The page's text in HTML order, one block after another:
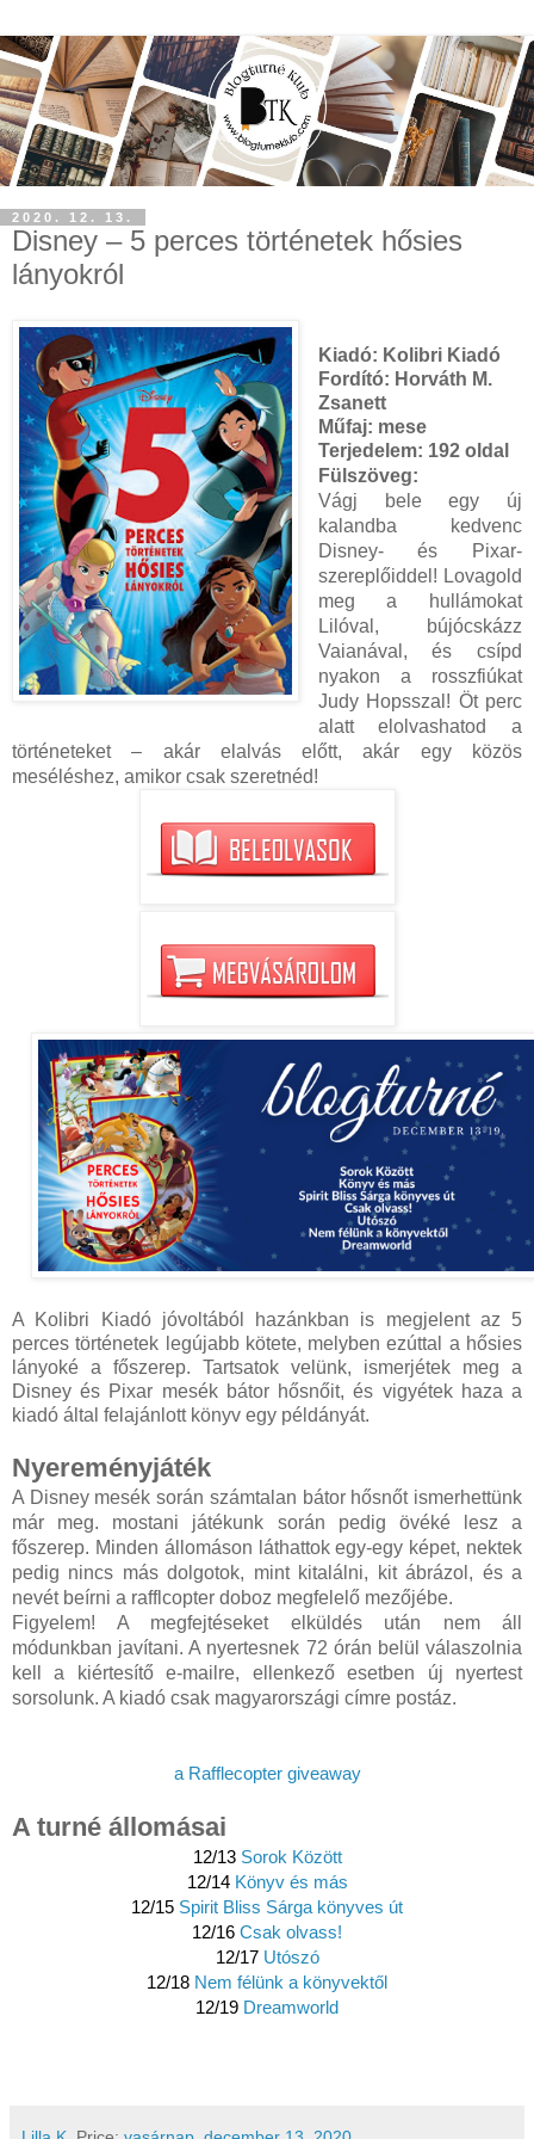
2020. 12. 13.
Disney ​– 5 perces történetek hősies
lányokról
Kiadó: Kolibri Kiadó
Fordító: Horváth M.
Zsanett
Műfaj: mese
Terjedelem: 192 oldal
Fülszöveg:
Vágj bele egy új
kalandba kedvenc
Disney- és Pixar-
szereplőiddel! Lovagold
meg a hullámokat
Lilóval, bújócskázz
Vaianával, és csípd
nyakon a rosszfiúkat
Judy Hopsszal! Öt perc
alatt elolvashatod a
történeteket – akár elalvás előtt, akár egy közös
meséléshez, amikor csak szeretnéd!
A Kolibri Kiadó jóvoltából hazánkban is megjelent az 5
perces történetek legújabb kötete, melyben ezúttal a hősies
lányoké a főszerep. Tartsatok velünk, ismerjétek meg a
Disney és Pixar mesék bátor hősnőit, és vigyétek haza a
kiadó által felajánlott könyv egy példányát.
Nyereményjáték
A Disney mesék során számtalan bátor hősnőt ismerhettünk
már meg. mostani játékunk során pedig övéké lesz a
főszerep. Minden állomáson láthattok egy-egy képet, nektek
pedig nincs más dolgotok, mint kitalálni, kit ábrázol, és a
nevét beírni a rafflcopter doboz megfelelő mezőjébe.
Figyelem! A megfejtéseket elküldés után nem áll
módunkban javítani. A nyertesnek 72 órán belül válaszolnia
kell a kiértesítő e-mailre, ellenkező esetben új nyertest
sorsolunk. A kiadó csak magyarországi címre postáz.
a Rafflecopter giveaway
A turné állomásai
12/13 Sorok Között
12/14 Könyv és más
12/15 Spirit Bliss Sárga könyves út
12/16 Csak olvass!
12/17 Utószó
12/18 Nem félünk a könyvektől
12/19 Dreamworld